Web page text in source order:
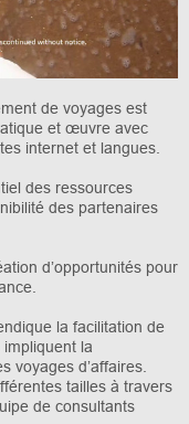
de voyages est
et œuvre avec
internet et langues.
des ressources
des partenaires
d’opportunités pour
la facilitation de
la
voyages d’affaires.
tailles à travers
de consultants